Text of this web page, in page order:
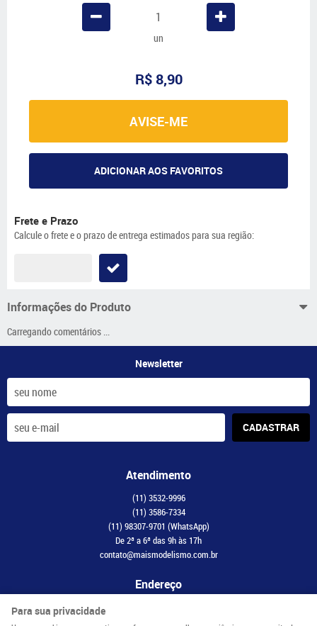
un
R$ 8,90
AVISE-ME
ADICIONAR AOS FAVORITOS
Frete e Prazo
Calcule o frete e o prazo de entrega estimados para sua região:
Informações do Produto
Carregando comentários ...
Newsletter
CADASTRAR
Atendimento
(11) 3532-9996
(11) 3586-7334
(11) 98307-9701 (WhatsApp)
De 2ª a 6ª das 9h às 17h
contato@maismodelismo.com.br
Endereço
Avenida Adolfo Pinheiro, 2056, CJ 34
Para sua privacidade